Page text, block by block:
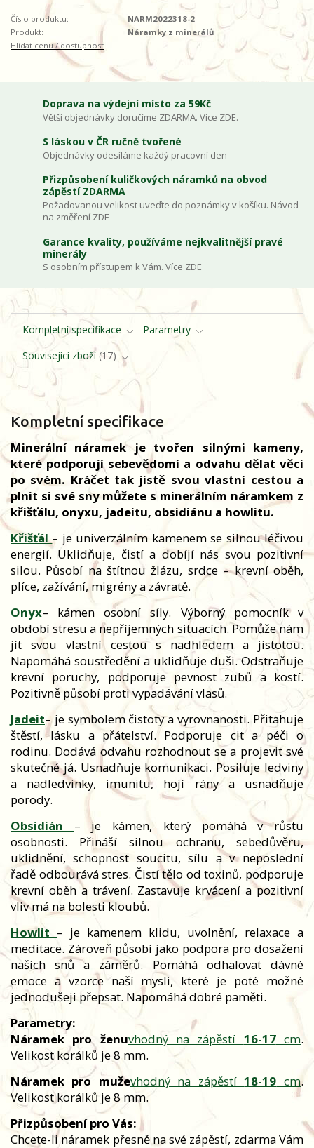
Číslo produktu:
NARM2022318-2
Produkt:
Náramky z minerálů
Hlídat cenu / dostupnost
Doprava na výdejní místo za 59Kč
Větší objednávky doručíme ZDARMA. Více ZDE.
S láskou v ČR ručně tvořené
Objednávky odesíláme každý pracovní den
Přizpůsobení kuličkových náramků na obvod
zápěstí ZDARMA
Požadovanou velikost uveďte do poznámky v košíku. Návod
na změření ZDE
Garance kvality, používáme nejkvalitnější pravé
minerály
S osobním přístupem k Vám. Více ZDE
Kompletní specifikace
Parametry
Související zboží 17
Kompletní specifikace
Minerální náramek je tvořen silnými kameny,
které podporují sebevědomí a odvahu dělat věci
po svém. Kráčet tak jistě svou vlastní cestou a
plnit si své sny můžete s minerálním náramkem z
křišťálu, onyxu, jadeitu, obsidiánu a howlitu.
Křišťál – je univerzálním kamenem se silnou léčivou
energií. Uklidňuje, čistí a dobíjí nás svou pozitivní
silou. Působí na štítnou žlázu, srdce – krevní oběh,
plíce, zažívání, migrény a závratě.
Onyx– kámen osobní síly. Výborný pomocník v
období stresu a nepříjemných situacích. Pomůže nám
jít svou vlastní cestou s nadhledem a jistotou.
Napomáhá soustředění a uklidňuje duši. Odstraňuje
krevní poruchy, podporuje pevnost zubů a kostí.
Pozitivně působí proti vypadávání vlasů.
Jadeit– je symbolem čistoty a vyrovnanosti. Přitahuje
štěstí, lásku a přátelství. Podporuje cit a péči o
rodinu. Dodává odvahu rozhodnout se a projevit své
skutečné já. Usnadňuje komunikaci. Posiluje ledviny
a nadledvinky, imunitu, hojí rány a usnadňuje
porody.
Obsidián – je kámen, který pomáhá v růstu
osobnosti. Přináší silnou ochranu, sebedůvěru,
uklidnění, schopnost soucitu, sílu a v neposlední
řadě odbourává stres. Čistí tělo od toxinů, podporuje
krevní oběh a trávení. Zastavuje krvácení a pozitivní
vliv má na bolesti kloubů.
Howlit – je kamenem klidu, uvolnění, relaxace a
meditace. Zároveň působí jako podpora pro dosažení
našich snů a záměrů. Pomáhá odhalovat dávné
emoce a vzorce naší mysli, které je poté možné
jednodušeji přepsat. Napomáhá dobré paměti.
Parametry:
Náramek pro ženuvhodný na zápěstí 16-17cm.
Velikost korálků je 8 mm.
Náramek pro muževhodný na zápěstí18-19 cm.
Velikost korálků je 8 mm.
Přizpůsobení pro Vás:
Chcete-li náramek přesně na své zápěstí, zdarma Vám